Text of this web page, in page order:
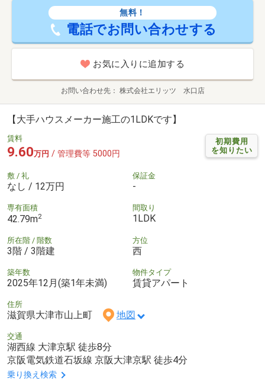
無料！
電話でお問い合わせする
お気に入りに追加する
お問い合わせ先 株式会社エリッツ 水口店
【大手ハウスメーカー施工の1LDKです】
初期費用
を知りたい
賃料
9.60万円 / 管理費等 5000円
敷 / 礼
なし / 12万円
保証金
-
専有面積
42.79m2
間取り
1LDK
所在階 / 階数
3階 / 3階建
方位
西
築年数
2025年12月(築1年未満)
物件タイプ
賃貸アパート
住所
滋賀県大津市山上町 地図
交通
湖西線 大津京駅 徒歩8分
京阪電気鉄道石坂線 京阪大津京駅 徒歩4分
乗り換え検索